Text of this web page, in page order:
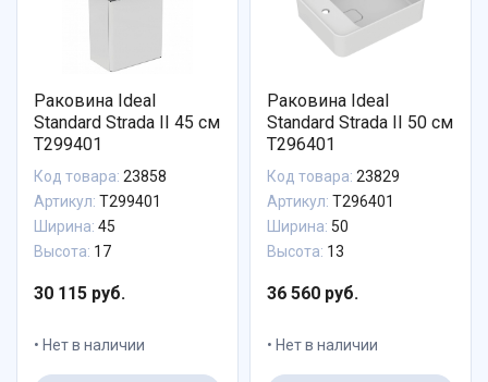
Раковина Ideal
Standard Strada II 45 см
T299401
Код товара: 23858
Артикул: T299401
Ширина: 45
Высота: 17
30 115 руб.
Нет в наличии
Раковина Ideal
Standard Strada II 50 см
T296401
Код товара: 23829
Артикул: T296401
Ширина: 50
Высота: 13
36 560 руб.
Нет в наличии